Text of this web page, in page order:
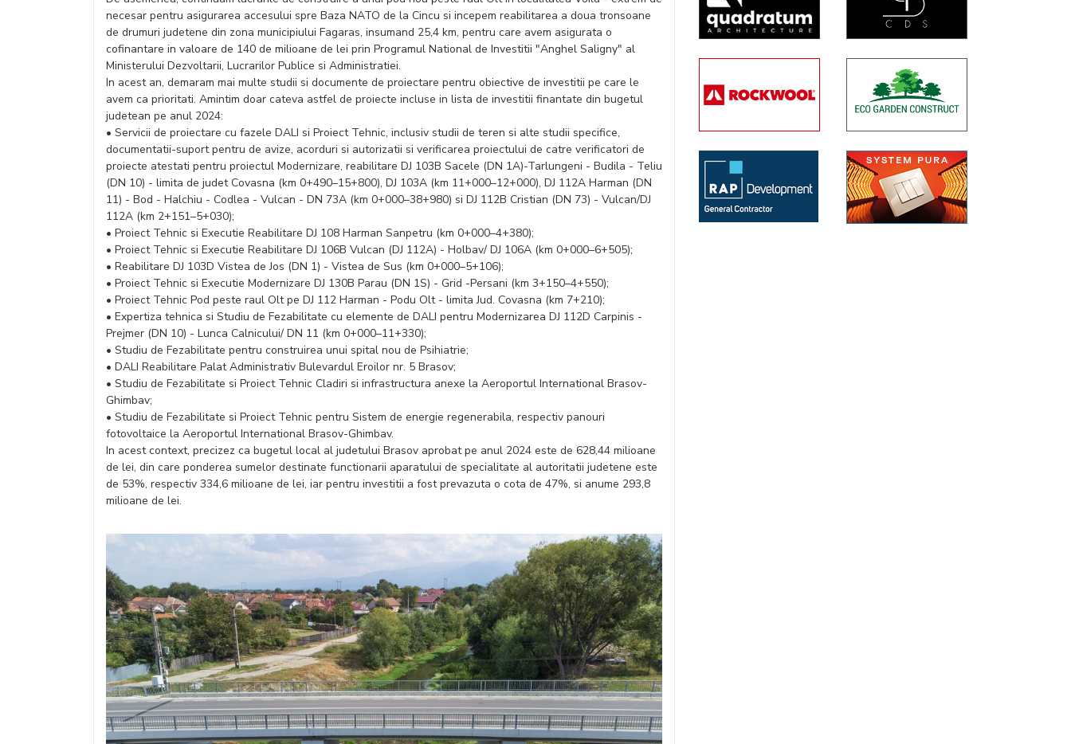
necesar pentru asigurarea accesului spre Baza NATO de la Cincu si incepem reabilitarea a doua tronsoane
de drumuri judetene din zona municipiului Fagaras, insumand 25,4 km, pentru care avem asigurata o
cofinantare in valoare de 140 de milioane de lei prin Programul National de Investitii "Anghel Saligny" al
Ministerului Dezvoltarii, Lucrarilor Publice si Administratiei.
In acest an, demaram mai multe studii si documente de proiectare pentru obiective de investitii pe care le
avem ca prioritati. Amintim doar cateva astfel de proiecte incluse in lista de investitii finantate din bugetul
judetean pe anul 2024:
• Servicii de proiectare cu fazele DALI si Proiect Tehnic, inclusiv studii de teren si alte studii specifice,
documentatii-suport pentru de avize, acorduri si autorizatii si verificarea proiectului de catre verificatori de
proiecte atestati pentru proiectul Modernizare, reabilitare DJ 103B Sacele (DN 1A)-Tarlungeni - Budila - Teliu
(DN 10) - limita de judet Covasna (km 0+490–15+800), DJ 103A (km 11+000–12+000), DJ 112A Harman (DN
11) - Bod - Halchiu - Codlea - Vulcan - DN 73A (km 0+000–38+980) si DJ 112B Cristian (DN 73) - Vulcan/DJ
112A (km 2+151–5+030);
• Proiect Tehnic si Executie Reabilitare DJ 108 Harman Sanpetru (km 0+000–4+380);
• Proiect Tehnic si Executie Reabilitare DJ 106B Vulcan (DJ 112A) - Holbav/ DJ 106A (km 0+000–6+505);
• Reabilitare DJ 103D Vistea de Jos (DN 1) - Vistea de Sus (km 0+000–5+106);
• Proiect Tehnic si Executie Modernizare DJ 130B Parau (DN 1S) - Grid -Persani (km 3+150–4+550);
• Proiect Tehnic Pod peste raul Olt pe DJ 112 Harman - Podu Olt - limita Jud. Covasna (km 7+210);
• Expertiza tehnica si Studiu de Fezabilitate cu elemente de DALI pentru Modernizarea DJ 112D Carpinis -
Prejmer (DN 10) - Lunca Calnicului/ DN 11 (km 0+000–11+330);
• Studiu de Fezabilitate pentru construirea unui spital nou de Psihiatrie;
• DALI Reabilitare Palat Administrativ Bulevardul Eroilor nr. 5 Brasov;
• Studiu de Fezabilitate si Proiect Tehnic Cladiri si infrastructura anexe la Aeroportul International Brasov-
Ghimbav;
• Studiu de Fezabilitate si Proiect Tehnic pentru Sistem de energie regenerabila, respectiv panouri
fotovoltaice la Aeroportul International Brasov-Ghimbav.
In acest context, precizez ca bugetul local al judetului Brasov aprobat pe anul 2024 este de 628,44 milioane
de lei, din care ponderea sumelor destinate functionarii aparatului de specialitate al autoritatii judetene este
de 53%, respectiv 334,6 milioane de lei, iar pentru investitii a fost prevazuta o cota de 47%, si anume 293,8
milioane de lei.